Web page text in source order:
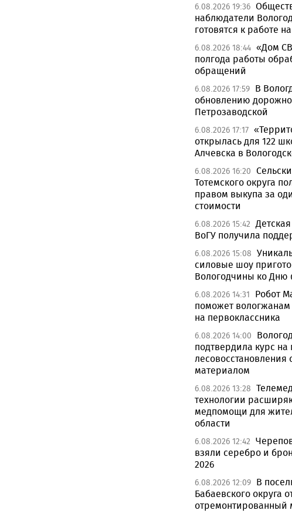
6.08.2026 19:36
наблюдатели
готовятся к работе
6.08.2026 18:44 «Дом
полгода работы
обращений
6.08.2026 17:59 В
обновлению
Петрозаводской
6.08.2026 17:17
открылась для 122
Алчевска в
6.08.2026 16:20
Тотемского округа
правом выкупа за
стоимости
6.08.2026 15:42
ВоГУ получила
6.08.2026 15:08
силовые шоу
Вологодчины ко Дню
6.08.2026 14:31
Робот
поможет
на первоклассника
6.08.2026 14:00
подтвердила курс
материалом
6.08.2026 13:28
технологии
медпомощи для
области
6.08.2026 12:42
взяли серебро и
2026
6.08.2026 12:09 В
Бабаевского округа
отремонтированный